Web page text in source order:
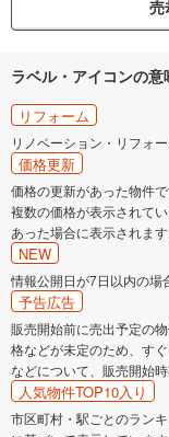
売
ラベル・アイコンの意
リフォーム
リノベーション・リフォ
価格更新
価格の更新があった物件で
複数の価格が表示されて
あった場合に表示されます
NEW
情報公開日が7日以内の場
予告広告
販売開始前に売出予定の
格などが未定のため、す
などについて、販売開始時
人気物件TOP10入り
市区町村・駅ごとのラン